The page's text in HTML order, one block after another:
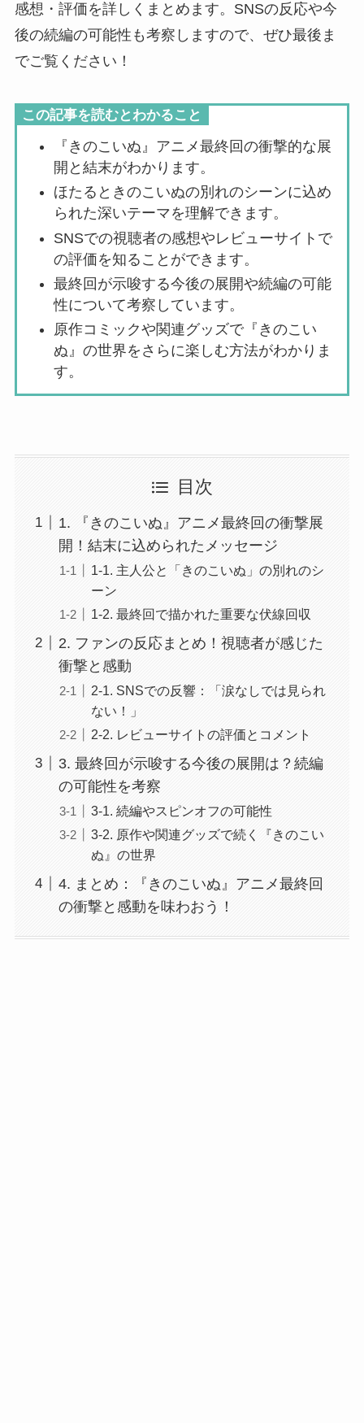
感想・評価を詳しくまとめます。SNSの反応や今
後の続編の可能性も考察しますので、ぜひ最後ま
でご覧ください！
この記事を読むとわかること
『きのこいぬ』アニメ最終回の衝撃的な展
開と結末がわかります。
ほたるときのこいぬの別れのシーンに込め
られた深いテーマを理解できます。
SNSでの視聴者の感想やレビューサイトで
の評価を知ることができます。
最終回が示唆する今後の展開や続編の可能
性について考察しています。
原作コミックや関連グッズで『きのこい
ぬ』の世界をさらに楽しむ方法がわかりま
す。
目次
1. 『きのこいぬ』アニメ最終回の衝撃展
開！結末に込められたメッセージ
1-1. 主人公と「きのこいぬ」の別れのシ
ーン
1-2. 最終回で描かれた重要な伏線回収
2. ファンの反応まとめ！視聴者が感じた
衝撃と感動
2-1. SNSでの反響：「涙なしでは見られ
ない！」
2-2. レビューサイトの評価とコメント
3. 最終回が示唆する今後の展開は？続編
の可能性を考察
3-1. 続編やスピンオフの可能性
3-2. 原作や関連グッズで続く『きのこい
ぬ』の世界
4. まとめ：『きのこいぬ』アニメ最終回
の衝撃と感動を味わおう！